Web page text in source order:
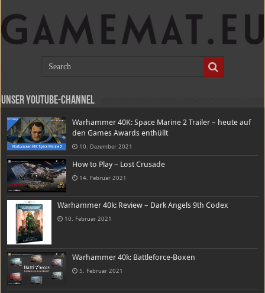
Unser Youtube-Channel
Warhammer 40K: Space Marine 2 Trailer – heute auf
den Games Awards enthüllt
10. Dezember 2021
How to Play – Lost Crusade
14. Februar 2021
Warhammer 40k: Review – Dark Angels 9th Codex
10. Februar 2021
Warhammer 40k: Battleforce-Boxen
5. Februar 2021